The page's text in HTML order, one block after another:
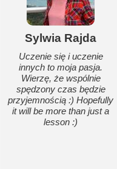
Sylwia Rajda
Uczenie się i uczenie
innych to moja pasja.
Wierzę, że wspólnie
spędzony czas będzie
przyjemnością :) Hopefully
it will be more than just a
lesson :)